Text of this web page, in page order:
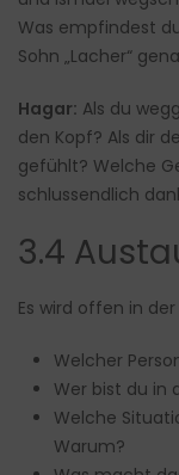
Was empfindest
Sohn „Lacher“
Hagar: Als du
den Kopf? Als dir
gefühlt? Welche
schlussendlich
3.4
Es wird offen in
Welcher
Wer bist du in
Welche
Warum?